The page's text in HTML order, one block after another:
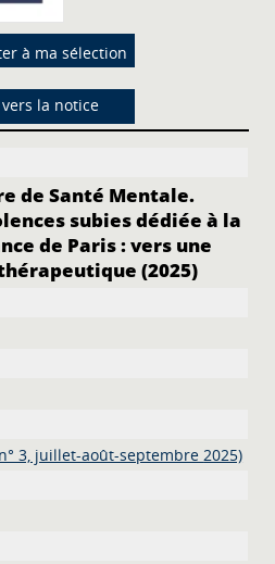
à ma sélection
la notice
de Santé Mentale.
subies dédiée à la
de Paris : vers une
(2025)
Perspectives psy (vol. 64, n° 3, juillet-août-septembre 2025)